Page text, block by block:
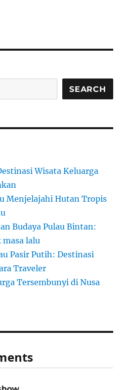
SEARCH
Wisata Keluarga
Menjelajahi Hutan Tropis
Budaya Pulau Bintan:
masa lalu
Pasir Putih: Destinasi
Traveler
Tersembunyi di Nusa